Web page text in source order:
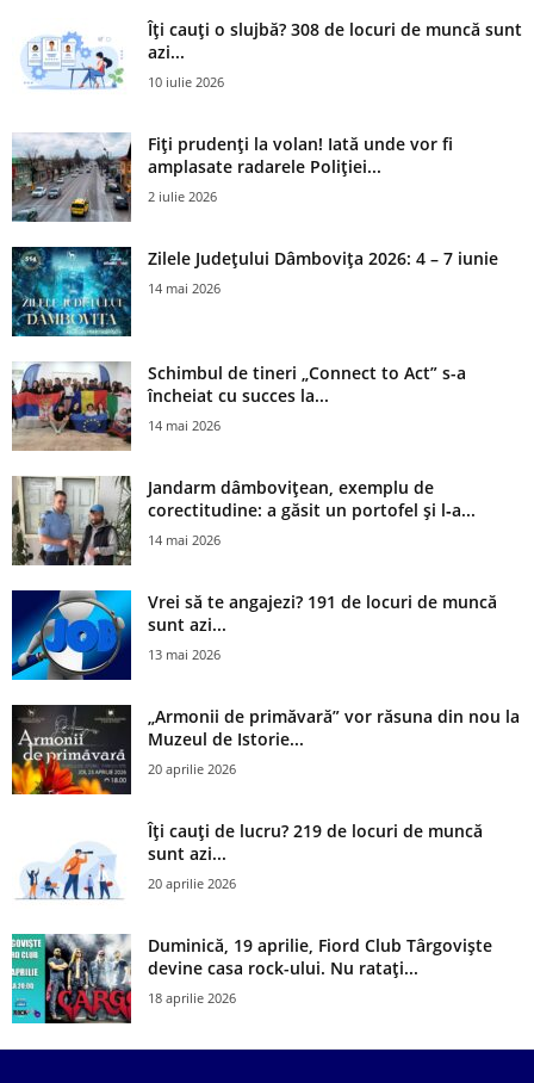
Îți cauți o slujbă? 308 de locuri de muncă sunt
azi...
10 iulie 2026
Fiți prudenți la volan! Iată unde vor fi
amplasate radarele Poliției...
2 iulie 2026
Zilele Județului Dâmbovița 2026: 4 – 7 iunie
14 mai 2026
Schimbul de tineri „Connect to Act” s-a
încheiat cu succes la...
14 mai 2026
Jandarm dâmbovițean, exemplu de
corectitudine: a găsit un portofel și l‑a...
14 mai 2026
Vrei să te angajezi? 191 de locuri de muncă
sunt azi...
13 mai 2026
„Armonii de primăvară” vor răsuna din nou la
Muzeul de Istorie...
20 aprilie 2026
Îți cauți de lucru? 219 de locuri de muncă
sunt azi...
20 aprilie 2026
Duminică, 19 aprilie, Fiord Club Târgoviște
devine casa rock-ului. Nu ratați...
18 aprilie 2026